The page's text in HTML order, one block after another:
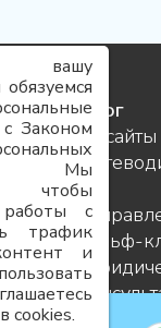
Блог
Инсайты
по
Гольф-
Законом
Мы
чтобы
с
трафик
и
cookies.